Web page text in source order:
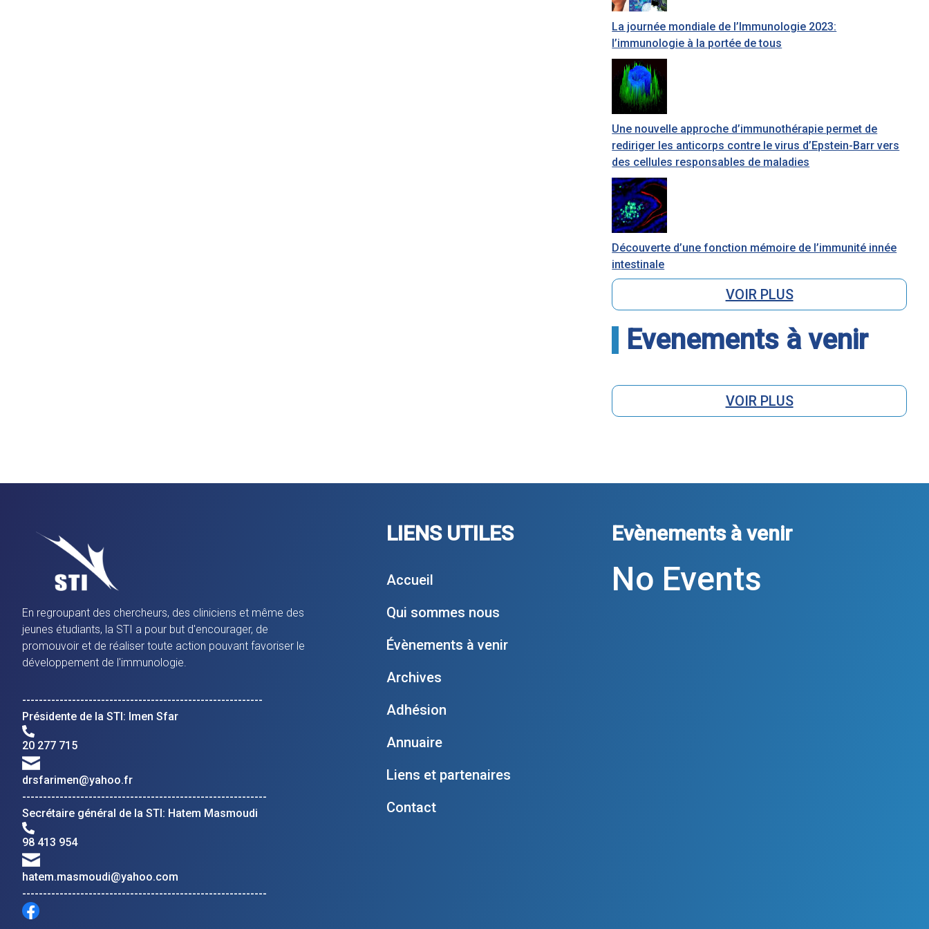
La journée mondiale de l’Immunologie 2023:
l’immunologie à la portée de tous
Une nouvelle approche d’immunothérapie permet de
rediriger les anticorps contre le virus d’Epstein-Barr vers
des cellules responsables de maladies
Découverte d’une fonction mémoire de l’immunité innée
intestinale
VOIR PLUS
Evenements à venir
VOIR PLUS
En regroupant des chercheurs, des cliniciens et même des
jeunes étudiants, la STI a pour but d'encourager, de
promouvoir et de réaliser toute action pouvant favoriser le
développement de l'immunologie.
----------------------------------------------------------
Présidente de la STI: Imen Sfar
20 277 715
drsfarimen@yahoo.fr
-----------------------------------------------------------
Secrétaire général de la STI: Hatem Masmoudi
98 413 954
hatem.masmoudi@yahoo.com
-----------------------------------------------------------
LIENS UTILES
Accueil
Qui sommes nous
Évènements à venir
Archives
Adhésion
Annuaire
Liens et partenaires
Contact
Evènements à venir
No Events